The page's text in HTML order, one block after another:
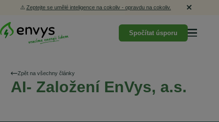
⚠️ Zeptejte se umělé inteligence na cokoliv - opravdu na cokoliv.
Spočítat úsporu
Zpět na všechny články
AI- Založení EnVys, a.s.